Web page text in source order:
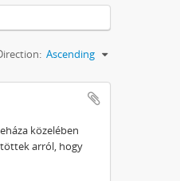
Ascending
közelében
arról, hogy